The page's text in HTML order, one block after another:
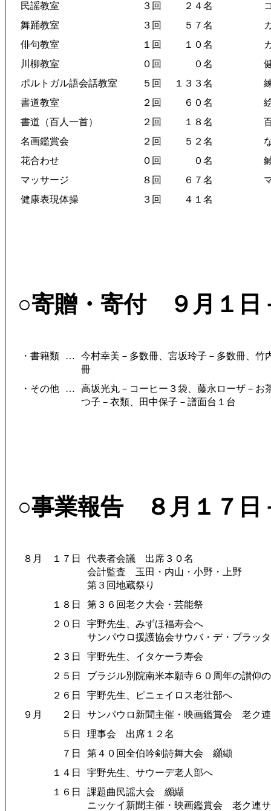
民謡教室 ３回 ２４名
舞踊教室
３回 ５７名
俳句教室
１回 １０名
川柳教室
０回 ０名
ポルトガル語会話教室
５回 １３３名
書道教室
２回 ６０名
書道（百人一首）
２回 １８名
名画鑑賞会
２回 ５２名
花合わせ
０回 ０名
マッサージ
８回 ６７名
健康表現体操
３回 ４１名
○寄贈・寄付 ９月１日
・書籍類 …
今村幸美－多数冊、宮坂玲子－多数冊、竹
冊
・その他
…
高坂光丸－コーヒー３袋、藤永ローザ－お
つ子－衣類、田中保子－譜面台１台
○事業報告 ８月１７日
８月 １７日
代表者会議 出席３０名
会計監査 玉田・内山・小野・上野
第３回地蔵祭り
１８日
第３６回老ク大会・芸能祭
２０日
宇野先生、みずほ福寿会へ
サンパウロ援護協会サウバ・デ・プラッ
２３日
宇野先生、イタケーラ寿会
２５日
ブラジル別院南米本願寺６０周年の讃仰
２６日
宇野先生、ピニェイロス老壮部へ
９月
２日
サンパウロ新聞主催・映画鑑賞会 老ク
５日
理事会 出席１２名
７日
第４０回全伯吟剣詩舞大会 纐纈
１４日
宇野先生、サウーデ老人部へ
１６日
課題曲民謡大会 纐纈
ニッケイ新聞主催・映画鑑賞会 老ク連